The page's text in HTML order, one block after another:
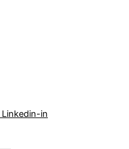
Linkedin-in